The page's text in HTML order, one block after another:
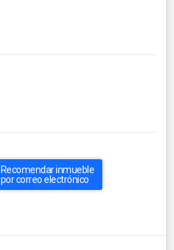
Recomendar inmueble
por correo electrónico